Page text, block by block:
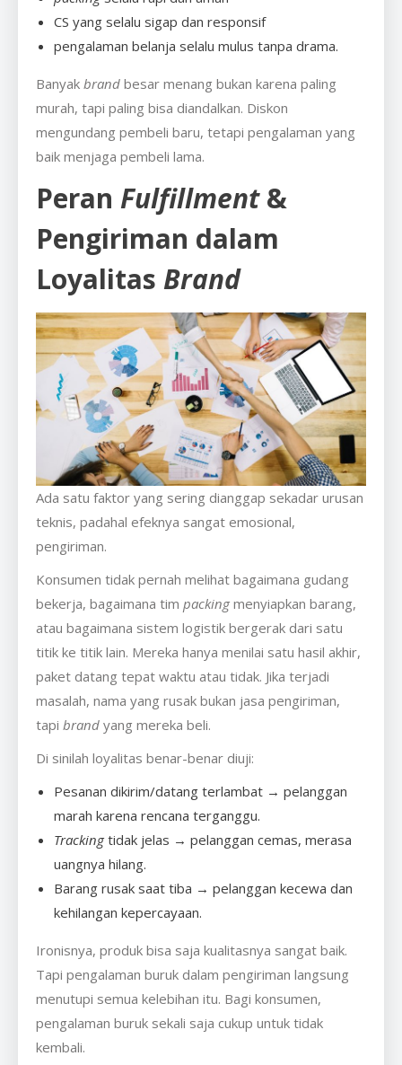
CS yang selalu sigap dan responsif
pengalaman belanja selalu mulus tanpa drama.
Banyak brand besar menang bukan karena paling
murah, tapi paling bisa diandalkan. Diskon
mengundang pembeli baru, tetapi pengalaman yang
baik menjaga pembeli lama.
Peran Fulfillment&
Pengiriman dalam
Loyalitas Brand
Ada satu faktor yang sering dianggap sekadar urusan
teknis, padahal efeknya sangat emosional,
pengiriman.
Konsumen tidak pernah melihat bagaimana gudang
bekerja, bagaimana tim packing menyiapkan barang,
atau bagaimana sistem logistik bergerak dari satu
titik ke titik lain. Mereka hanya menilai satu hasil akhir,
paket datang tepat waktu atau tidak. Jika terjadi
masalah, nama yang rusak bukan jasa pengiriman,
tapi brand yang mereka beli.
Di sinilah loyalitas benar-benar diuji:
Pesanan dikirim/datang terlambat → pelanggan
marah karena rencana terganggu.
Trackingtidak jelas → pelanggan cemas, merasa
uangnya hilang.
Barang rusak saat tiba → pelanggan kecewa dan
kehilangan kepercayaan.
Ironisnya, produk bisa saja kualitasnya sangat baik.
Tapi pengalaman buruk dalam pengiriman langsung
menutupi semua kelebihan itu. Bagi konsumen,
pengalaman buruk sekali saja cukup untuk tidak
kembali.